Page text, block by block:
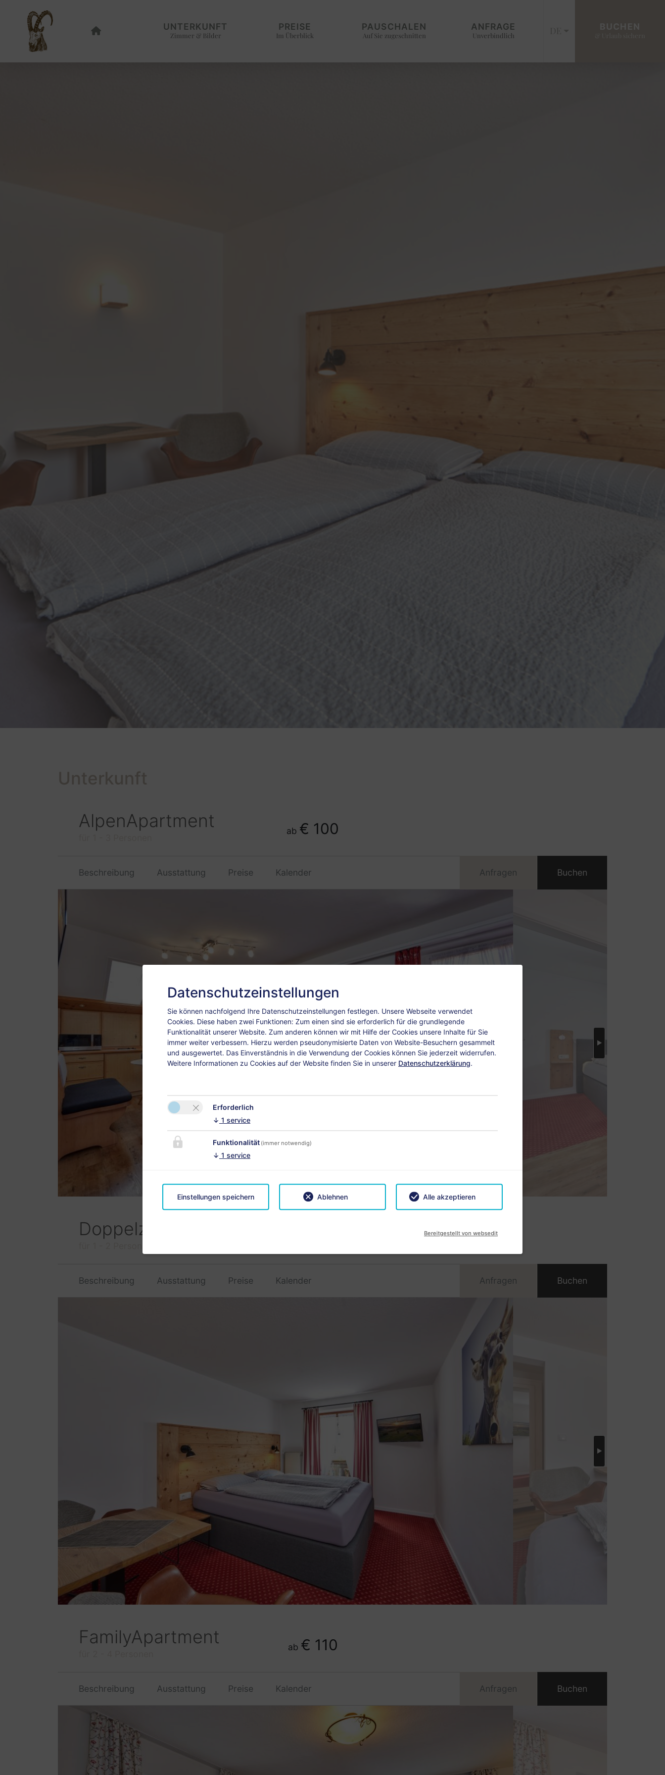
UNTERKUNFT
Zimmer & Bilder
PREISE
Im Überblick
PAUSCHALEN
Auf Sie zugeschnitten
ANFRAGE
Unverbindlich
AlpenApartment ab € 100
Anfragen Buchen
Beschreibung Ausstattung Preise Kalender
Doppelzimmer
Anfragen Buchen
Beschreibung Ausstattung Preise Kalender
FamilyApartment ab € 110
Anfragen Buchen
Beschreibung Ausstattung Preise Kalender
Datenschutzeinstellungen
Sie können nachfolgend Ihre Datenschutzeinstellungen festlegen. Unsere Webseite verwendet
Cookies. Diese haben zwei Funktionen: Zum einen sind sie erforderlich für die grundlegende
Funktionalität unserer Website. Zum anderen können wir mit Hilfe der Cookies unsere Inhalte für Sie
immer weiter verbessern. Hierzu werden pseudonymisierte Daten von Website-Besuchern gesammelt
und ausgewertet. Das Einverständnis in die Verwendung der Cookies können Sie jederzeit widerrufen.
Weitere Informationen zu Cookies auf der Website finden Sie in unserer Datenschutzerklärung.
Erforderlich
↓ 1 service
Funktionalität (immer notwendig)
↓ 1 service
Ablehnen
Einstellungen speichern Alle akzeptieren
Bereitgestellt von websedit